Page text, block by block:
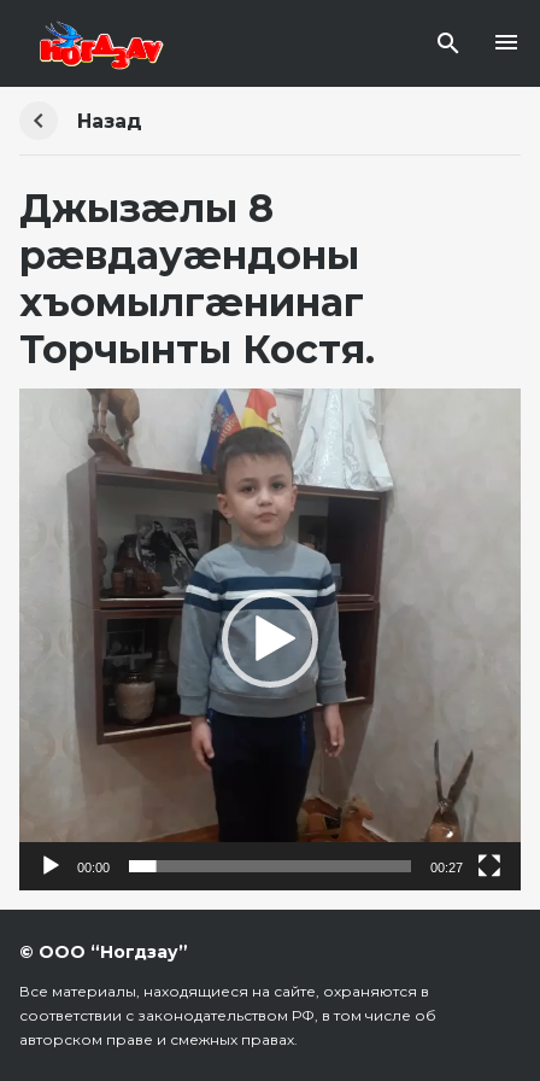
Назад
Джызæлы 8
рæвдауæндоны
хъомылгæнинаг
Торчынты Костя.
Видеоплеер
00:00 00:27
© ООО “Ногдзау”
Все материалы, находящиеся на сайте, охраняются в
соответствии с законодательством РФ, в том числе об
авторском праве и смежных правах.